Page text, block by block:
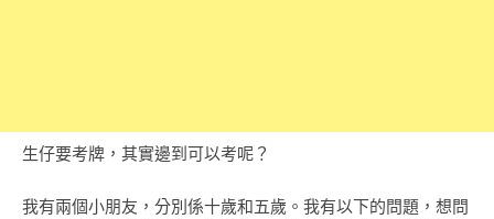
生仔要考牌，其實邊到可以考呢？
我有兩個小朋友，分別係十歲和五歲。我有以下的問題，想問